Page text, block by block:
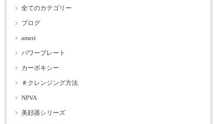
全てのカテゴリー
ブログ
ameri
パワープレート
カーボキシー
＃クレンジング方法
NPVA
美顔器シリーズ